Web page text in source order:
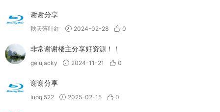
谢谢分享
秋天落叶红 2024-02-28 0
非常谢谢楼主分享好资源！！
gelujacky 2024-11-21 0
谢谢分享
luoqi522 2025-02-15 0